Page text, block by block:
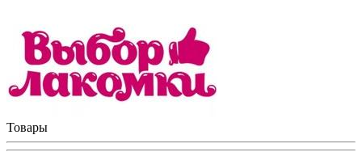
Товары